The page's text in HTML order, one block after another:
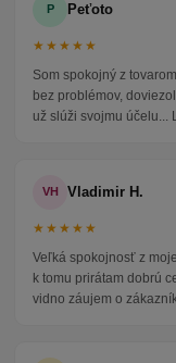
P Peťoto
★★★★★
Som spokojný z
bez problémov,
už slúži svojmu účelu...
VH Vladimir H.
★★★★★
Veľká spokojnosť z
k tomu prirátam dobrú
vidno záujem o